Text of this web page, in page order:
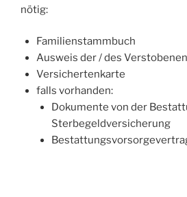
nötig:
Familienstammbuch
Ausweis der / des Verstobenen
Versichertenkarte
falls vorhanden:
Dokumente von der
Sterbegeldversicherung